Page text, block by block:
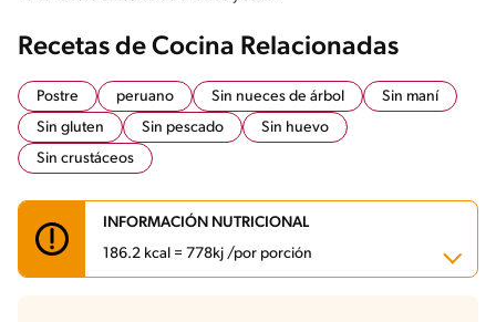
Recetas de Cocina Relacionadas
Postre peruano Sin nueces de árbol
Sin maní
Sin gluten
Sin pescado
Sin huevo
Sin crustáceos
INFORMACIÓN NUTRICIONAL
186.2 kcal = 778kj /por porción